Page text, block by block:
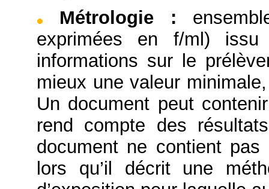
Métrologie :
exprimées en f/ml) issu
informations sur le
mieux une valeur
Un document peut
rend compte des
document ne contient
lors qu’il décrit une